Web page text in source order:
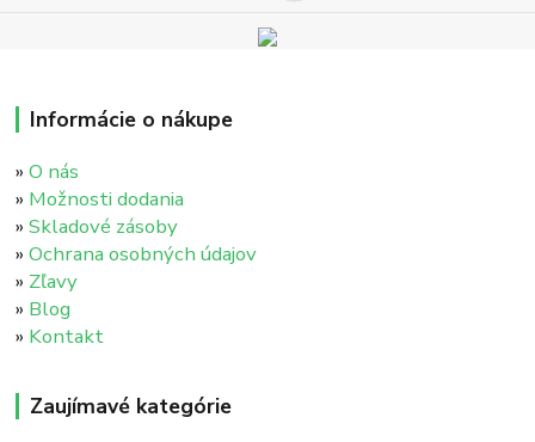
Informácie o nákupe
»O nás
» Možnosti dodania
»Skladové zásoby
»Ochrana osobných údajov
» Zľavy
» Blog
» Kontakt
Zaujímavé kategórie